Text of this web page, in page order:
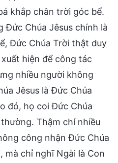
khắp chân trời góc bể.
Đức Chúa Jêsus chính là
Đức Chúa Trời thật duy
hiện để công tác
nhiều người không
Jêsus là Đức Chúa
đó, họ coi Đức Chúa
Thậm chí nhiều
công nhận Đức Chúa
mà chỉ nghĩ Ngài là Con